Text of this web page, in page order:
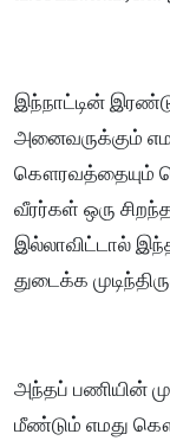
இந்நாட்டின்
அனைவருக்கும்
கௌரவத்தையும்
வீரர்கள் ஒரு
இல்லாவிட்டால்
துடைக்க
அந்தப் பணியின்
மீண்டும் எமது